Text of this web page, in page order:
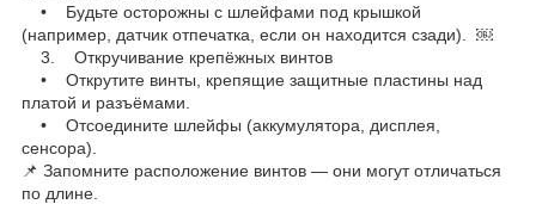
• Будьте осторожны с шлейфами под крышкой
(например, датчик отпечатка, если он находится сзади). ￼
3. Откручивание крепёжных винтов
• Открутите винты, крепящие защитные пластины над
платой и разъёмами.
• Отсоедините шлейфы (аккумулятора, дисплея,
сенсора).
📌 Запомните расположение винтов — они могут отличаться
по длине.